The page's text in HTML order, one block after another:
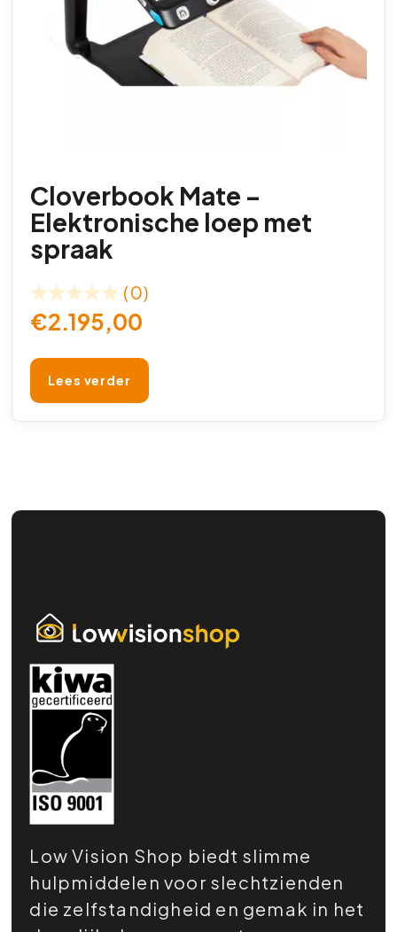
Cloverbook Mate –
Elektronische loep met
spraak
(0)
€2.195,00
Lees verder
Low Vision Shop biedt slimme
hulpmiddelen voor slechtzienden
die zelfstandigheid en gemak in het